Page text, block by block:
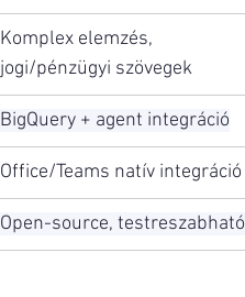
Komplex elemzés,
jogi/pénzügyi szövegek
BigQuery + agent integráció
Office/Teams natív integráció
Open-source, testreszabható